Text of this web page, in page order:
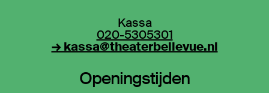
Kassa
020-5305301
→ kassa@theaterbellevue.nl
Openingstijden